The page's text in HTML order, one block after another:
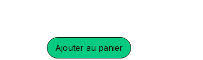
Ajouter au panier